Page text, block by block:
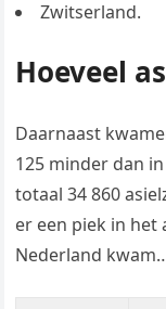
Zwitserland.
Hoeveel
Daarnaast
125 minder dan
totaal 34 860
er een piek in het
Nederland